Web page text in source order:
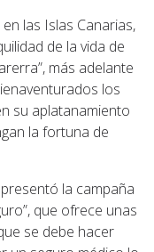
las Islas Canarias,
de la vida de
más adelante
los
su aplatanamiento
la fortuna de
la campaña
que ofrece unas
se debe hacer